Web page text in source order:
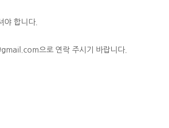
야 합니다.
으로 연락 주시기 바랍니다.